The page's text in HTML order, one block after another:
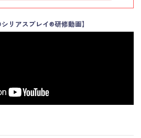
シリアスプレイ®研修動画】